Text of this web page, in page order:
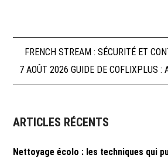
Navigation
de
l’article
FRENCH STREAM : SÉCURITÉ ET
7 AOÛT 2026 GUIDE DE COFLIXPLUS :
ARTICLES RÉCENTS
Nettoyage écolo : les techniques qui